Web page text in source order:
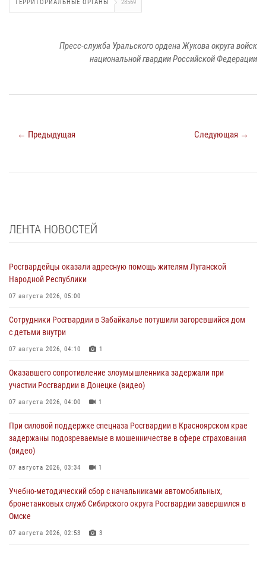
ТЕРРИТОРИАЛЬНЫЕ ОРГАНЫ 28569
Пресс-служба Уральского ордена Жукова округа войск
национальной гвардии Российской Федерации
← Предыдущая Следующая →
ЛЕНТА НОВОСТЕЙ
Росгвардейцы оказали адресную помощь жителям Луганской
Народной Республики
07 августа 2026, 05:00
Сотрудники Росгвардии в Забайкалье потушили загоревшийся дом
с детьми внутри
07 августа 2026, 04:10 1
Оказавшего сопротивление злоумышленника задержали при
участии Росгвардии в Донецке (видео)
07 августа 2026, 04:00 1
При силовой поддержке спецназа Росгвардии в Красноярском крае
задержаны подозреваемые в мошенничестве в сфере страхования
(видео)
07 августа 2026, 03:34 1
Учебно-методический сбор с начальниками автомобильных,
бронетанковых служб Сибирского округа Росгвардии завершился в
Омске
07 августа 2026, 02:53 3